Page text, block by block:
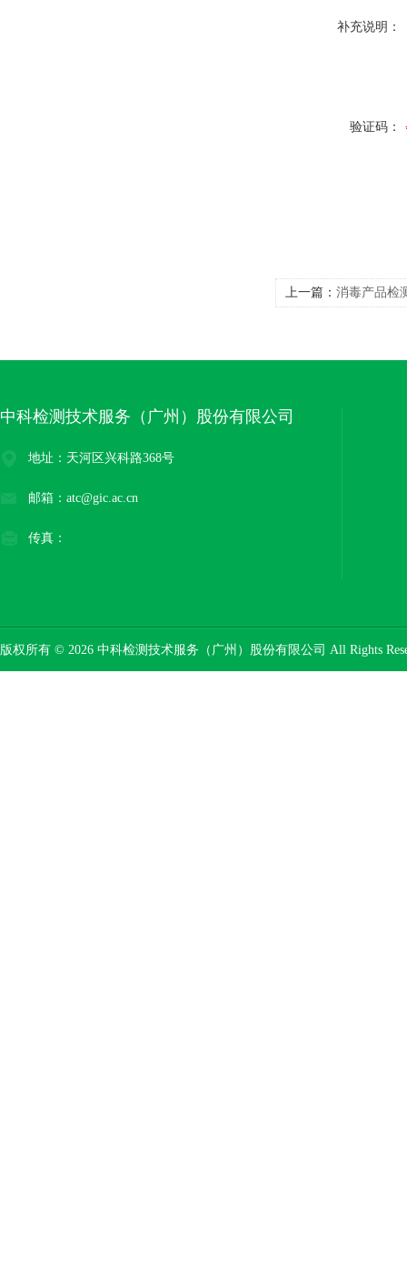
补充说明：
验证码：
上一篇： 消毒产品检
中科检测技术服务（广州）股份有限公司
地址：天河区兴科路368号
邮箱：atc@gic.ac.cn
传真：
版权所有 © 2026 中科检测技术服务（广州）股份有限公司 All Rights